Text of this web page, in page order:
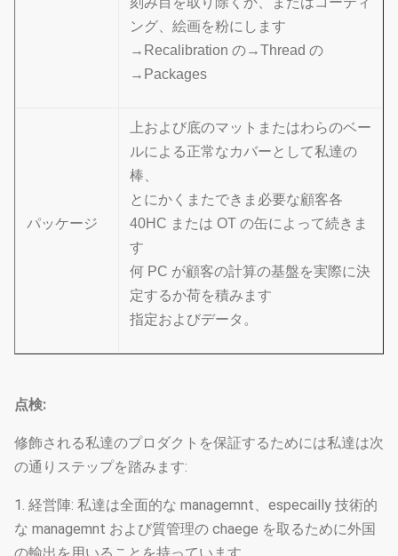
ング、絵画を粉にします
→Recalibration の→Thread の
→Packages
パッケージ
上および底のマットまたはわらのベー
ルによる正常なカバーとして私達の
棒、
とにかくまたできま必要な顧客各
40HC または OT の缶によって続きま
す
何 PC が顧客の計算の基盤を実際に決
定するか荷を積みます
指定およびデータ。
点検:
修飾される私達のプロダクトを保証するためには私達は次
の通りステップを踏みます:
1. 経営陣: 私達は全面的な managemnt、especailly 技術的
な managemnt および質管理の chaege を取るために外国